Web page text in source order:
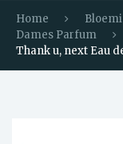
Home
Dames Parfum
Thank u, next Eau